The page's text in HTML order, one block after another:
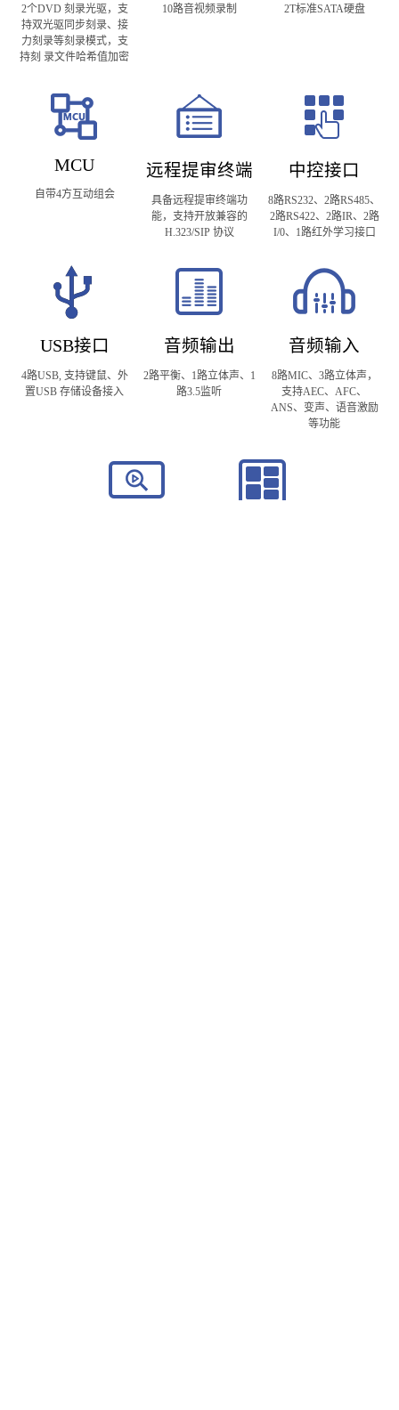
2个DVD 刻录光驱，支
持双光驱同步刻录、接
力刻录等刻录模式，支
持刻 录文件哈希值加密
10路音视频录制 2T标准SATA硬盘
MCU
自带4方互动组会
远程提审终端
具备远程提审终端功
能，支持开放兼容的
H.323/SIP 协议
中控接口
8路RS232、2路RS485、
2路RS422、2路IR、2路
I/0、1路红外学习接口
USB接口
4路USB, 支持键鼠、外
置USB 存储设备接入
音频输出
2路平衡、1路立体声、1
路3.5监听
音频输入
8路MIC、3路立体声，
支持AEC、AFC、
ANS、变声、语音激励
等功能